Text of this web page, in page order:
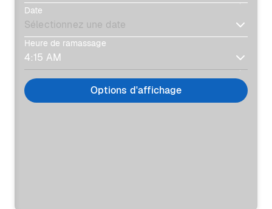
Date
Heure de ramassage
Options d'affichage